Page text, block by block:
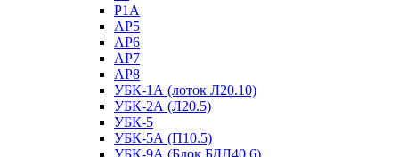
Р1А
АР5
АР6
АР7
АР8
УБК-1А (лоток Л20.10)
УБК-2А (Л20.5)
УБК-5
УБК-5А (П10.5)
УБК-9А (Блок БДЛ40.6)